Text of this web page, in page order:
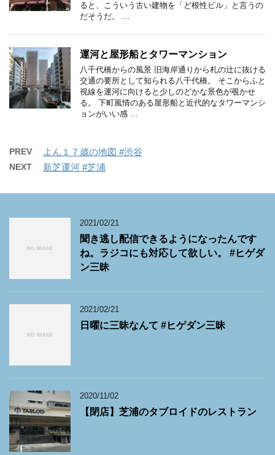
ると、こういう古い建物を「ど根性ビル」と言うの
だそうだ。 …
運河と屋形船とタワーマンション
八千代橋からの風景 旧海岸通りから札の辻に抜ける
交通の要所として知られる八千代橋。 そこからふと
視線を運河に向けると少しのどかな景色が覗かせ
る。 下町風情のある屋形船と近代的なタワーマンシ
ョンがいい感 …
PREV よん１７歳の地図 #渋谷
NEXT 新芝運河 #芝浦
2021/02/21
聞き逃し配信できるようになったんです
ね。ラジコにも対応して欲しい。 #ヒゲダ
ン三昧
2021/02/21
日曜に三昧なんて #ヒゲダン三昧
2020/11/02
【閉店】芝浦のタブロイドのレストラン